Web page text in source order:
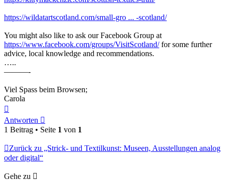
https://wildatartscotland.com/small-gro ... -scotland/
You might also like to ask our Facebook Group at
https://www.facebook.com/groups/VisitScotland/for some further
advice, local knowledge and recommendations.
…..
———-
Viel Spass beim Browsen;
Carola
oben
Antworten
1 Beitrag • Seite 1 von 1
Zurück zu „Strick- und Textilkunst: Museen, Ausstellungen analog
oder digital“
Gehe zu